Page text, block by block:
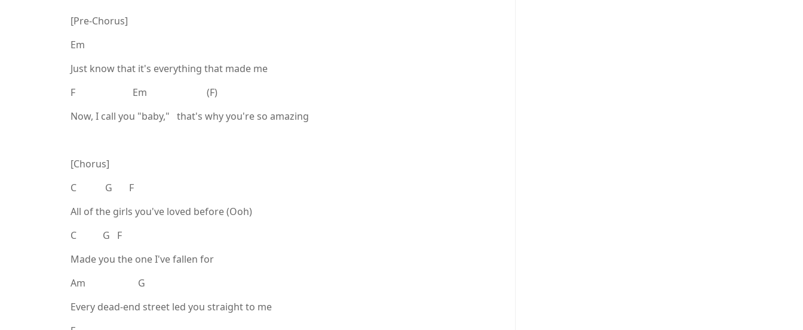
[Pre-Chorus]
Em
Just know that it's everything that made me
F Em (F)
Now, I call you "baby," that's why you're so amazing
[Chorus]
C G F
All of the girls you've loved before (Ooh)
C G F
Made you the one I've fallen for
Am G
Every dead-end street led you straight to me